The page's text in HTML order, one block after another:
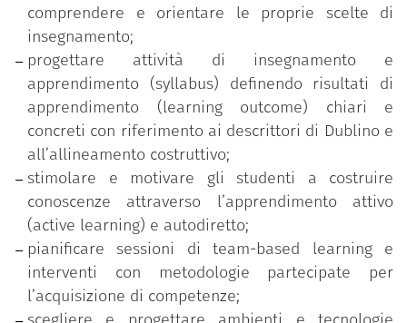
esperti.
Le tematiche affrontate riguardano:
Progettazione della didattica;
Costruzione di un syllabus student centered;
Metodologie e approcci di active learning;
Team based learning;
Micro-teaching e feedback tra pari;
Tecnologie e ambienti per la didattica;
Valutazione didattica;
Assessment of/for learning;
Prove oggettive e rubriche di valutazione.
comprendere e orientare le proprie scelte di
insegnamento;
progettare attività di insegnamento e
apprendimento (syllabus) definendo risultati di
apprendimento (learning outcome) chiari e
concreti con riferimento ai descrittori di Dublino e
all’allineamento costruttivo;
stimolare e motivare gli studenti a costruire
conoscenze attraverso l’apprendimento attivo
(active learning) e autodiretto;
pianificare sessioni di team-based learning e
interventi con metodologie partecipate per
l’acquisizione di competenze;